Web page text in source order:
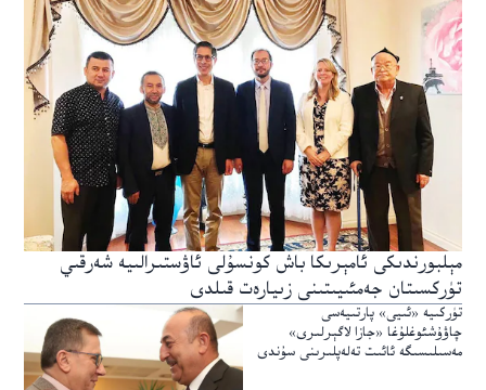
مېلبورندىكى ئامېرىكا باش كونسۇلى ئاۋستىرالىيە شەرقىي
تۈركسىتان جەمئىيىتىنى زىيارەت قىلدى
تۈركىيە «ئىيى» پارتىيەسى
چاۋۇشئوغلۇغا «جازا لاگېرلىرى»
مەسىلىسىگە ئائىت تەلەپلىرىنى سۇندى